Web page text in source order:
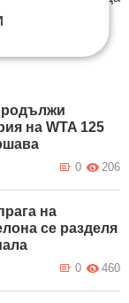
натрупали.
!
на WTA 125
206
0
на
се разделя
460
0